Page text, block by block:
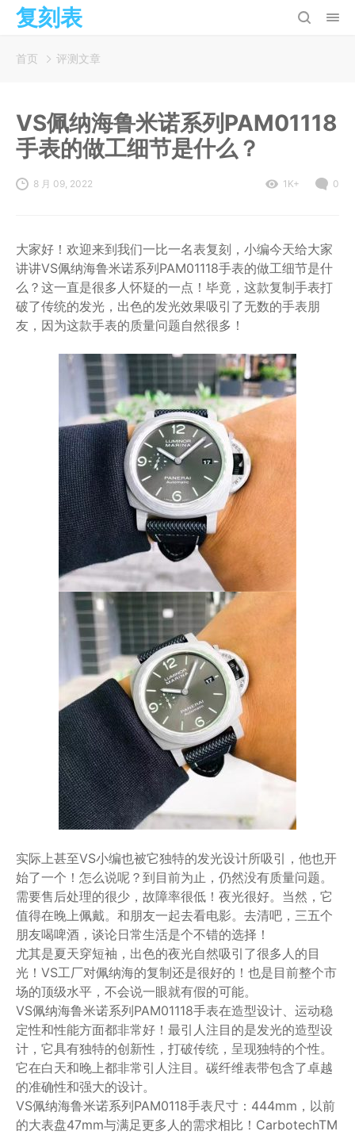
复刻表
首页 评测文章
VS佩纳海鲁米诺系列PAM01118
手表的做工细节是什么？
8 月 09, 2022 1K+ 0
大家好！欢迎来到我们一比一名表复刻，小编今天给大家
讲讲VS佩纳海鲁米诺系列PAM01118手表的做工细节是什
么？这一直是很多人怀疑的一点！毕竟，这款复制手表打
破了传统的发光，出色的发光效果吸引了无数的手表朋
友，因为这款手表的质量问题自然很多！
实际上甚至VS小编也被它独特的发光设计所吸引，他也开
始了一个！怎么说呢？到目前为止，仍然没有质量问题。
需要售后处理的很少，故障率很低！夜光很好。当然，它
值得在晚上佩戴。和朋友一起去看电影。去清吧，三五个
朋友喝啤酒，谈论日常生活是个不错的选择！
尤其是夏天穿短袖，出色的夜光自然吸引了很多人的目
光！VS工厂对佩纳海的复制还是很好的！也是目前整个市
场的顶级水平，不会说一眼就有假的可能。
VS佩纳海鲁米诺系列PAM01118手表在造型设计、运动稳
定性和性能方面都非常好！最引人注目的是发光的造型设
计，它具有独特的创新性，打破传统，呈现独特的个性。
它在白天和晚上都非常引人注目。碳纤维表带包含了卓越
的准确性和强大的设计。
VS佩纳海鲁米诺系列PAM0118手表尺寸：444mm，以前
的大表盘47mm与满足更多人的需求相比！CarbotechTM